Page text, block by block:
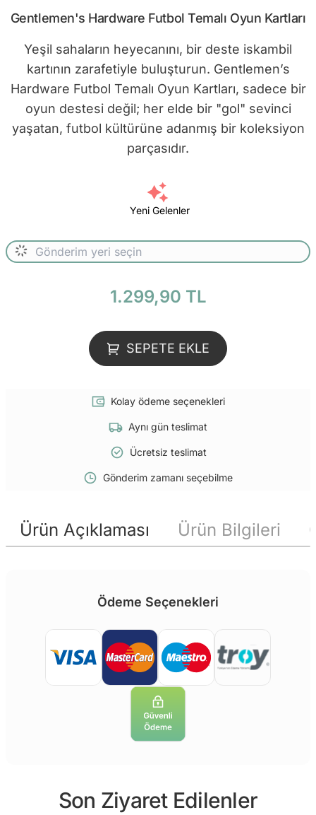
Gentlemen's Hardware Futbol Temalı Oyun Kartları
Yeşil sahaların heyecanını, bir deste iskambil
kartının zarafetiyle buluşturun. Gentlemen’s
Hardware Futbol Temalı Oyun Kartları, sadece bir
oyun destesi değil; her elde bir "gol" sevinci
yaşatan, futbol kültürüne adanmış bir koleksiyon
parçasıdır.
Yeni Gelenler
1.299,90 TL
SEPETE EKLE
Kolay ödeme seçenekleri
Aynı gün teslimat
Ücretsiz teslimat
Gönderim zamanı seçebilme
Ürün Açıklaması Ürün Bilgileri
Ödeme Seçenekleri
Son Ziyaret Edilenler